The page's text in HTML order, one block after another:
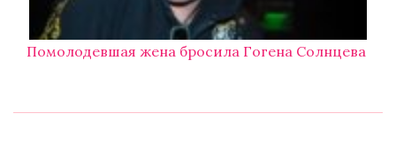
Помолодевшая жена бросила Гогена Солнцева